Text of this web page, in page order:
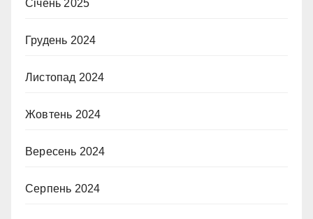
Січень 2025
Грудень 2024
Листопад 2024
Жовтень 2024
Вересень 2024
Серпень 2024